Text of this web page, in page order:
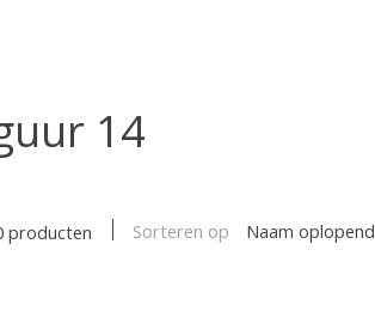
14
producten Sorteren op Naam oplopend